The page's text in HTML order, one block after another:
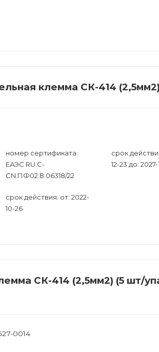
клемма СК-414
номер сертификата:
EAЭС RU C-
CN.ПФ02.В.06318/22
срок
12-23 до: 2027-
срок действия: от: 2022-
10-26
СК-414 (2,5мм2) (5 шт/
0014